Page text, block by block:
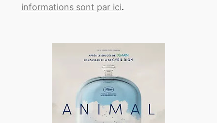
informations sont par ici.